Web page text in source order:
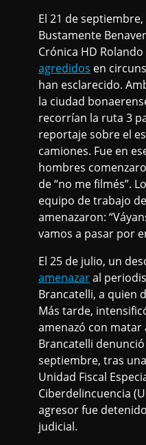
El 21 de
Bustamente
Crónica HD
agredidos en
han esclarecido.
la ciudad
recorrían la ruta 3
reportaje sobre el
camiones. Fue en
hombres
de “no me filmés”.
equipo de trabajo
amenazaron:
vamos a pasar por
El 25 de julio, un
amenazaral
Brancatelli, a quien
Más tarde,
amenazó con
Brancatelli
septiembre, tras
Unidad Fiscal
Ciberdelincuencia
agresor fue
judicial.